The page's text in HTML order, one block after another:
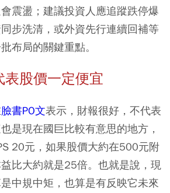
震盪；建議投資人應追蹤跌停爆
步洗清，或外資先行連續回補等
布局的關鍵重點。
表股價一定便宜
臉書PO文表示，財報很好，不代表
是現在國巨比較有意思的地方，
20元，如果股價大約在500元附
比大約就是25倍。也就是說，現
中規中矩，也算是有反映它未來